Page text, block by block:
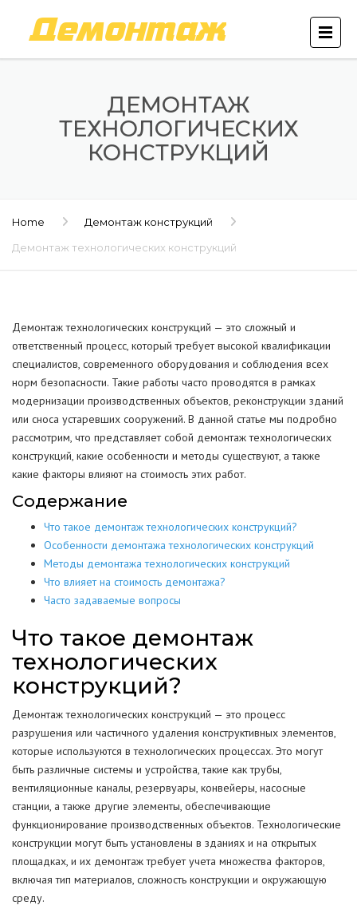
ДЕМОНТАЖ
ТЕХНОЛОГИЧЕСКИХ
КОНСТРУКЦИЙ
Home
Демонтаж конструкций
Демонтаж технологических конструкций
Демонтаж технологических конструкций — это сложный и
ответственный процесс, который требует высокой квалификации
специалистов, современного оборудования и соблюдения всех
норм безопасности. Такие работы часто проводятся в рамках
модернизации производственных объектов, реконструкции зданий
или сноса устаревших сооружений. В данной статье мы подробно
рассмотрим, что представляет собой демонтаж технологических
конструкций, какие особенности и методы существуют, а также
какие факторы влияют на стоимость этих работ.
Содержание
Что такое демонтаж технологических конструкций?
Особенности демонтажа технологических конструкций
Методы демонтажа технологических конструкций
Что влияет на стоимость демонтажа?
Часто задаваемые вопросы
Что такое демонтаж
технологических
конструкций?
Демонтаж технологических конструкций — это процесс
разрушения или частичного удаления конструктивных элементов,
которые используются в технологических процессах. Это могут
быть различные системы и устройства, такие как трубы,
вентиляционные каналы, резервуары, конвейеры, насосные
станции, а также другие элементы, обеспечивающие
функционирование производственных объектов. Технологические
конструкции могут быть установлены в зданиях и на открытых
площадках, и их демонтаж требует учета множества факторов,
включая тип материалов, сложность конструкции и окружающую
среду.